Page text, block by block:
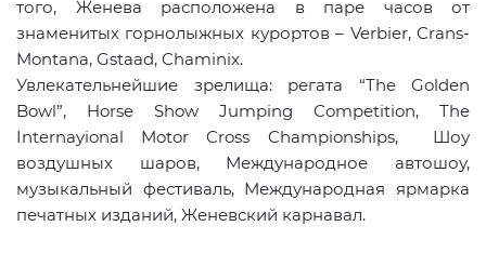
того, Женева расположена в паре часов от
знаменитых горнолыжных курортов – Verbier, Crans-
Montana, Gstaad, Chaminix.
Увлекательнейшие зрелища: регата “The Golden
Bowl”, Horse Show Jumping Competition, The
Internayional Motor Cross Championships, Шоу
воздушных шаров, Международное автошоу,
музыкальный фестиваль, Международная ярмарка
печатных изданий, Женевский карнавал.